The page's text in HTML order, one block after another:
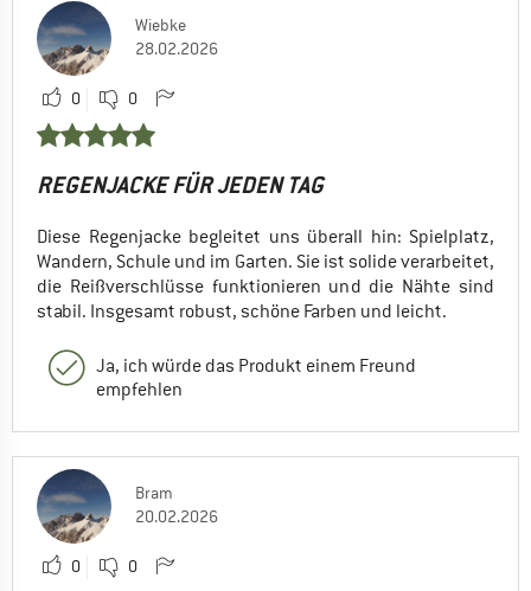
Wiebke
28.02.2026
0 0
REGENJACKE FÜR JEDEN TAG
Diese Regenjacke begleitet uns überall hin: Spielplatz,
Wandern, Schule und im Garten. Sie ist solide verarbeitet,
die Reißverschlüsse funktionieren und die Nähte sind
stabil. Insgesamt robust, schöne Farben und leicht.
Ja, ich würde das Produkt einem Freund
empfehlen
Bram
20.02.2026
0 0